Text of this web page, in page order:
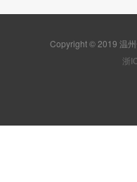
Copyright © 2019 温
浙